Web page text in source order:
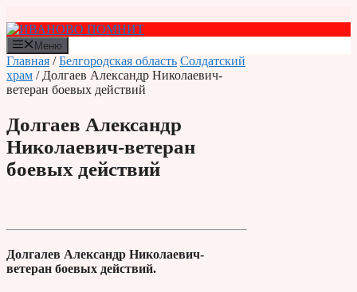
к
содержимому
Меню
Главная /Белгородская область Солдатский
храм / Долгаев Александр Николаевич-
ветеран боевых действий
Долгаев Александр
Николаевич-ветеран
боевых действий
Долгалев Александр Николаевич-
ветеран боевых действий.